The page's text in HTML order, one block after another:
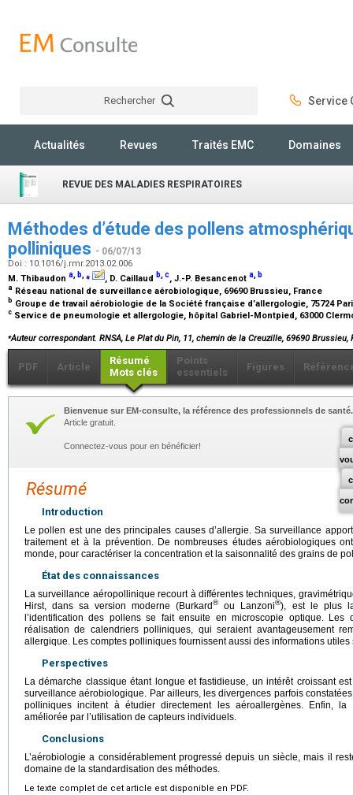
Rechercher Service
Actualités Revues Traités EMC Domaines
REVUE DES MALADIES RESPIRATOIRES
Méthodes d’étude des pollens
polliniques - 06/07/13
Doi : 10.1016/j.rmr.2013.02.006
M. Thibaudon a, b,⁎ , D. Caillaud b,c, J.-P. Besancenot a, b
a Réseau national de surveillance aérobiologique, 69690 Brussieu, France
b Groupe de travail aérobiologie de la Société française d’allergologie, 75724
c Service de pneumologie et allergologie, hôpital Gabriel-Montpied, 63000
⁎Auteur correspondant. RNSA, Le Plat du Pin, 11, chemin de la Creuzille, 69690 Brussieu,
PDF Article
Résumé
Mots clés
Points
essentiels
Figures
Bienvenue sur EM-consulte, la référence des professionnels de santé.
Article gratuit.
Connectez-vous pour en bénéficier!
Résumé
Introduction
Le pollen est une des principales causes d’allergie. Sa surveillance
traitement et à la prévention. De nombreuses études aérobiologiques
monde, pour caractériser la concentration et la saisonnalité des grains de
État des connaissances
La surveillance aéropollinique recourt à différentes techniques,
Hirst, dans sa version moderne (Burkard®ou Lanzoni®), est le plus
l’identification des pollens se fait ensuite en microscopie optique.
réalisation de calendriers polliniques, qui seraient avantageusement
allergique. Les comptes polliniques fournissent aussi des informations
Perspectives
La démarche classique étant longue et fastidieuse, un intérêt croissant
surveillance aérobiologique. Par ailleurs, les divergences parfois
polliniques incitent à étudier directement les aéroallergènes. Enfin,
améliorée par l’utilisation de capteurs individuels.
Conclusions
L’aérobiologie a considérablement progressé depuis un siècle, mais il
domaine de la standardisation des méthodes.
Le texte complet de cet article est disponible en PDF.